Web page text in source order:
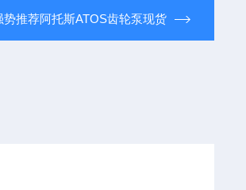
势推荐阿托斯ATOS齿轮泵现货